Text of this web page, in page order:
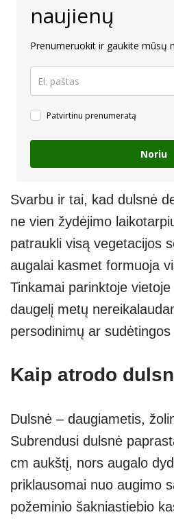
naujienų
Prenumeruokit ir gaukite mūsų
Patvirtinu prenumeratą
Noriu
Svarbu ir tai, kad dulsnė
ne vien žydėjimo
patraukli visą vegetacijos
augalai kasmet formuoja
Tinkamai parinktoje
daugelį metų
persodinimų ar
Kaip atrodo
Dulsnė – daugiametis,
Subrendusi dulsnė
cm aukštį, nors augalo
priklausomai nuo augimo
požeminio šakniastiebio